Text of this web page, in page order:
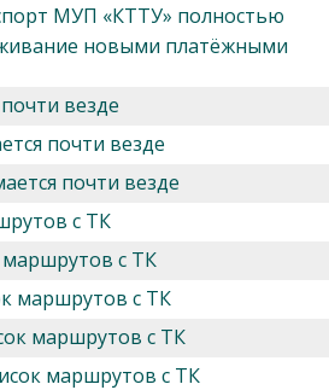
МУП «КТТУ» полностью
новыми платёжными
везде
почти везде
почти везде
с ТК
маршрутов с ТК
маршрутов с ТК
маршрутов с ТК
маршрутов с ТК